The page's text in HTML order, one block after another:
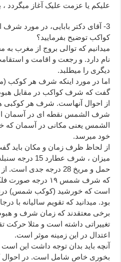
علیکم یا عزمت علیک آغاز میگردد
3- آقای دکتر بابایی، در مورد
کواکب توضیح بفرمایید؟
میدانیم که توالی بروج از مغرب
نام دارد. و رجعت و اقامت و
دیگری را میطلبد.
اما در مورد اینکه شرف هر
گفت که شرف کواکب در مقابل هبوط
از احوال آنهاست. شرف هر
شرف الشمس نقطه ای در آسمان
الشمس یعنی مكانی در آسمان كه
خود میرسد.
حمل و مریخ 28 درجه جدی
که شرف شمس ۱۹
است که خورشید (کوکب شمس)
بود. میدانید که تقویم سالیانه با
برخی معتقدند که زمان شرف و
تغییراتی داشته است و مثلا حرکت
اعتدال در این زمینه موثر است.
آنچه باید بدان توجه داشت این
بخوری خاص شامل است. در